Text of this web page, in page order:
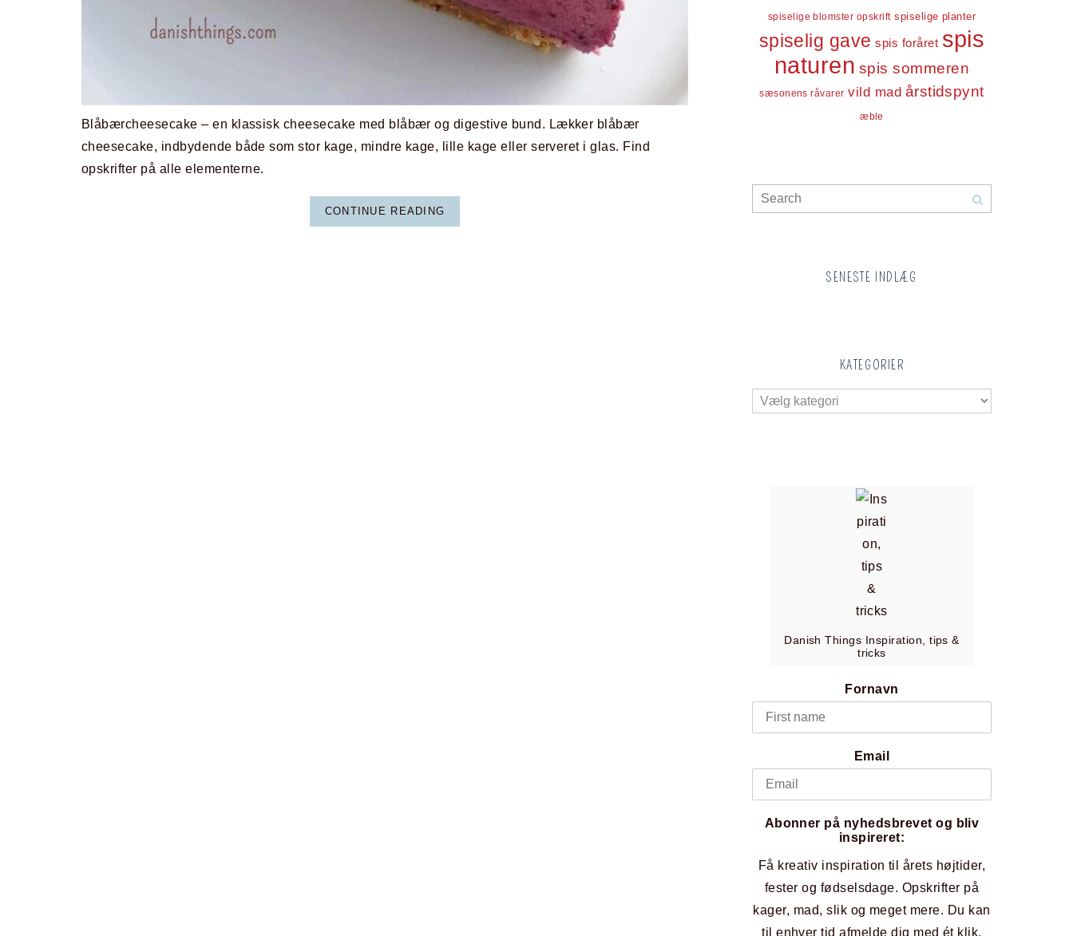
Blåbærcheesecake – en klassisk cheesecake med blåbær og digestive bund. Lækker blåbær
cheesecake, indbydende både som stor kage, mindre kage, lille kage eller serveret i glas. Find
opskrifter på alle elementerne.
CONTINUE READING
spiselige blomster opskrift spiselige planter
spiselig gave spis foråret spis
naturen spis sommeren
sæsonens råvarer vild mad årstidspynt
æble
SENESTE INDLÆG
KATEGORIER
Danish Things Inspiration, tips &
tricks
Fornavn
Email
Abonner på nyhedsbrevet og bliv
inspireret:
Få kreativ inspiration til årets højtider,
fester og fødselsdage. Opskrifter på
kager, mad, slik og meget mere. Du kan
til enhver tid afmelde dig med ét klik.